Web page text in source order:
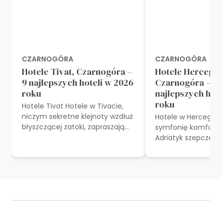
CZARNOGÓRA
Hotele Tivat, Czarnogóra –
9 najlepszych hoteli w 2026
roku
Hotele Tivat Hotele w Tivacie,
niczym sekretne klejnoty wzdłuż
błyszczącej zatoki, zapraszają
CZARNOGÓRA
Hotele Herceg
Czarnogóra – 11
najlepszych
roku
Hotele w Herceg
symfonię
Adriatyk szepcze
Hotele w pięknym